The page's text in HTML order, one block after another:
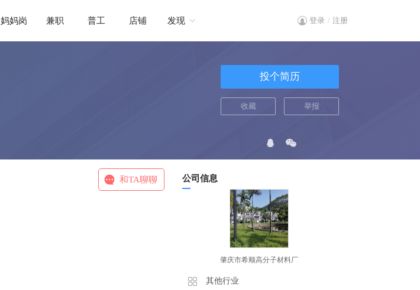
妈妈岗 兼职 普工 店铺 发现 登录 / 注册
投个简历
收藏 举报
和TA聊聊 公司信息
肇庆市希顺高分子材料厂
其他行业